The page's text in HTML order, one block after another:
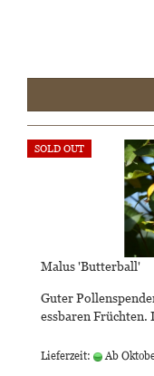
SOLD OUT
Malus 'Butterball'
Guter
essbaren Früchten.
Lieferzeit: Ab